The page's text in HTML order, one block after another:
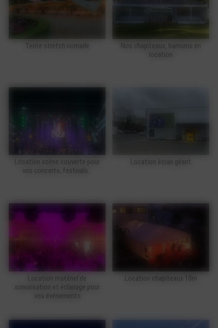
Tente stretch nomade
Nos chapiteaux, barnums en
location
Location scène couverte pour
vos concerts, festivals...
Location écran géant
Location matériel de
sonorisation et éclairage pour
vos événements
Location chapiteaux 10m